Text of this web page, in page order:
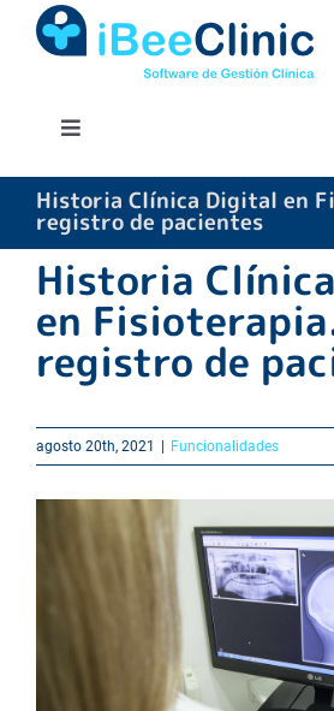
Saltar
Toggle
INICIO
SOFTWARE
FUNCIONALIDADES
TARIFAS
MODULOS
SERVICIOS DIGITALES
Historia Clínica Digital en
registro de pacientes
Historia
en
registro de
agosto 20th, 2021 | Funcionalidades